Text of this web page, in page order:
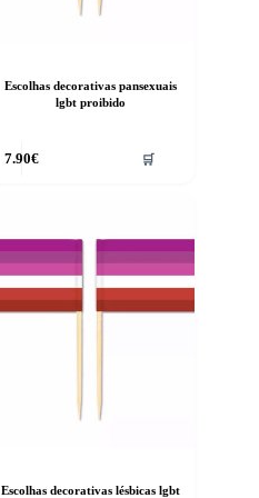
Escolhas decorativas pansexuais
lgbt proibido
7.90€ 🛒
Escolhas decorativas lésbicas lgbt